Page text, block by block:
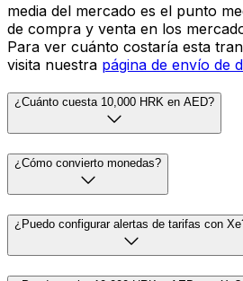
media del mercado es el punto
de compra y venta en los
Para ver cuánto costaría esta
visita nuestra página de envío de
¿Cuánto cuesta 10,000 HRK en AED?
¿Cómo convierto monedas?
¿Puedo configurar alertas de tarifas con